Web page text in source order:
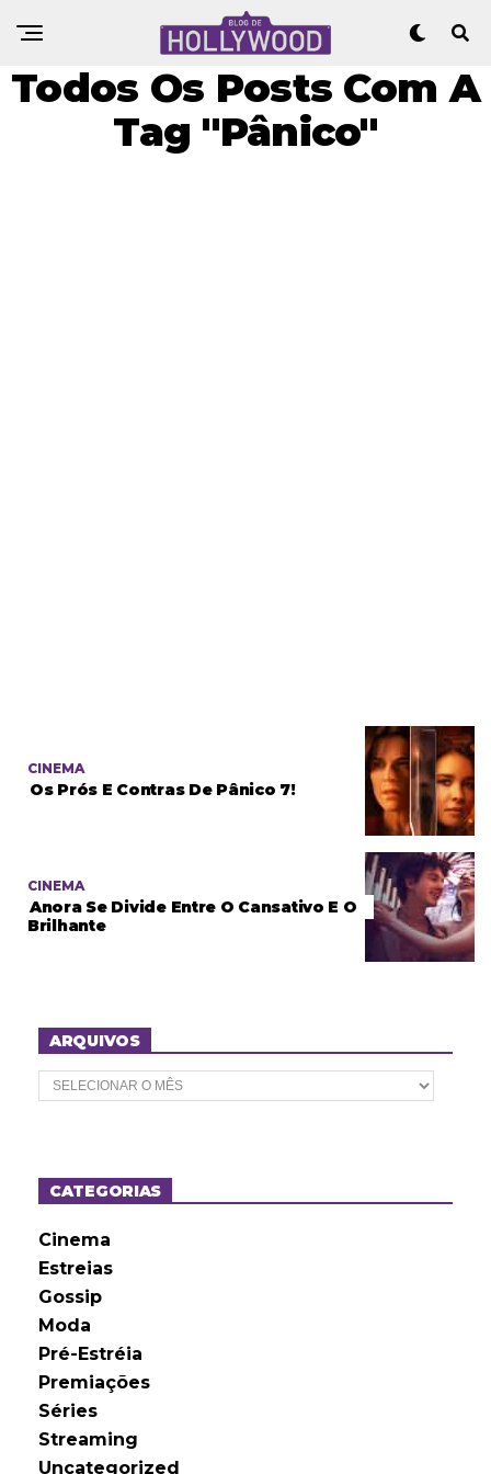
Todos Os Posts Com A
Tag "Pânico"
CINEMA
Os Prós E Contras De Pânico 7!
CINEMA
Anora Se Divide Entre O Cansativo E O
Brilhante
ARQUIVOS
A
r
o
sCATEGORIAS
Cinema
Estreias
Gossip
Moda
Pré-Estréia
Premiações
Séries
Streaming
Uncategorized